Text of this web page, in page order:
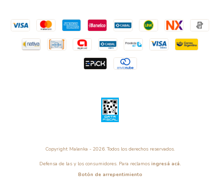
Copyright Malenka - 2026. Todos los derechos reservados.
Defensa de las y los consumidores. Para reclamos ingresá acá.
Botón de arrepentimiento